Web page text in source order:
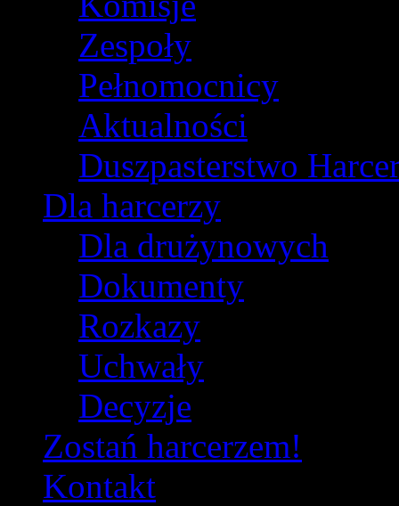
Zespoły
Pełnomocnicy
Aktualności
Duszpasterstwo
Dla harcerzy
Dla drużynowych
Dokumenty
Rozkazy
Uchwały
Decyzje
Zostań harcerzem!
Kontakt